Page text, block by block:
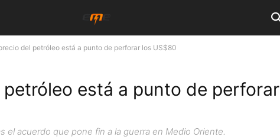
del petróleo está a punto de perforar los US$80
petróleo está a punto de perforar
el acuerdo que pone fin a la guerra en Medio Oriente.